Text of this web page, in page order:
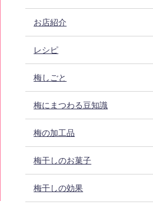
お店紹介
レシピ
梅しごと
梅にまつわる豆知識
梅の加工品
梅干しのお菓子
梅干しの効果